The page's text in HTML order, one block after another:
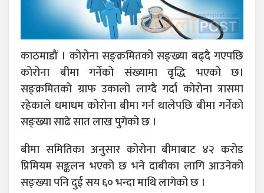
काठमाडौं । कोरोना सङ्क्रमितको सङ्ख्या बढ्दै गएपछि
कोरोना बीमा गर्नेको संख्यामा वृद्धि भएको छ।
सङ्क्रमितको ग्राफ उकालो लाग्दै गर्दा कोरोना त्रासमा
रहेकाले धमाधम कोरोना बीमा गर्न थालेपछि बीमा गर्नेको
सङ्ख्या साढे सात लाख पुगेको छ ।
बीमा समितिका अनुसार कोरोना बीमाबाट ४२ करोड
प्रिमियम सङ्कलन भएको छ भने दाबीका लागि आउनेको
सङ्ख्या पनि दुई सय ६० भन्दा माथि लागेको छ ।